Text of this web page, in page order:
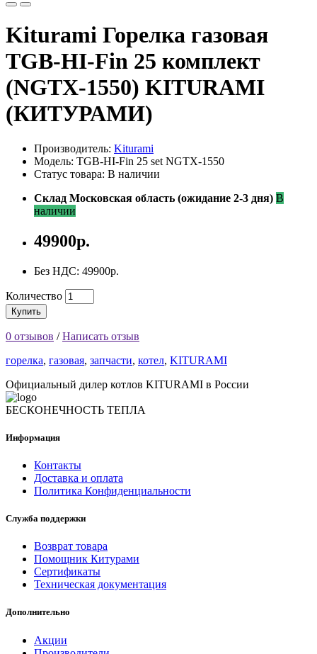
Kiturami Горелка газовая
TGB-HI-Fin 25 комплект
(NGTX-1550) KITURAMI
(КИТУРАМИ)
Производитель: Kiturami
Модель: TGB-HI-Fin 25 set NGTX-1550
Статус товара: В наличии
Склад Московская область (ожидание 2-3 дня) В
наличии
49900р.
Без НДС: 49900р.
Количество
Купить
0 отзывов /Написать отзыв
горелка, газовая, запчасти, котел, KITURAMI
Официальный дилер котлов KITURAMI в России
БЕСКОНЕЧНОСТЬ ТЕПЛА
Информация
Контакты
Доставка и оплата
Политика Конфиденциальности
Служба поддержки
Возврат товара
Помощник Китурами
Сертификаты
Техническая документация
Дополнительно
Акции